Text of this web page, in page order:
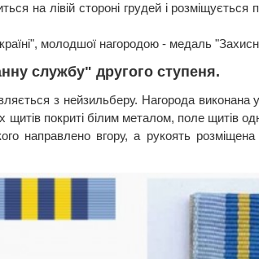
на лівій стороні грудей і розміщується
молодшої нагородою - медаль
службу" другого ступеня.
з нейзильберу. Нагорода виконана
покриті білим металом, поле щитів
направлено вгору, а рукоять розміщена